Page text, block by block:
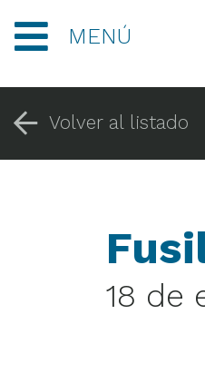
MENÚ
Volver al listado
18 de